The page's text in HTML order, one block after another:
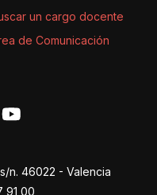
un cargo docente
de Comunicación
n. 46022 - Valencia
91 00